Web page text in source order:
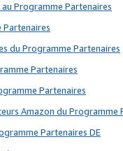
Programme Partenaires
du Programme Partenaires
Partenaires
Partenaires
Amazon du Programme
Partenaires DE